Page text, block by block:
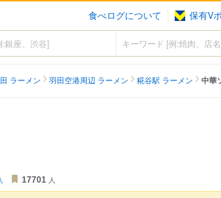
食べログについて 保有V
ラーメン 羽田空港周辺 ラーメン 糀谷駅 ラーメン 中華
17701 人